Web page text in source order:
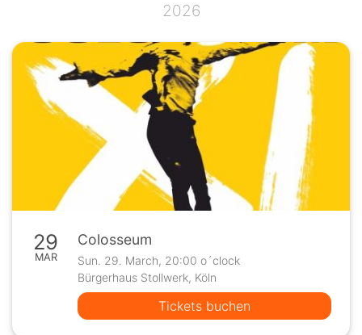
2026
29
MAR
Colosseum
Sun. 29. March, 20:00 o´clock
Bürgerhaus Stollwerk, Köln
Tickets buchen